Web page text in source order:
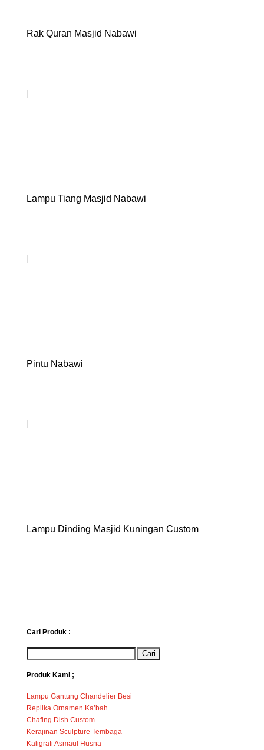
Rak Quran Masjid Nabawi
Lampu Tiang Masjid Nabawi
Pintu Nabawi
Lampu Dinding Masjid Kuningan Custom
Cari Produk :
Produk Kami ;
Lampu Gantung Chandelier Besi
Replika Ornamen Ka’bah
Chafing Dish Custom
Kerajinan Sculpture Tembaga
Kaligrafi Asmaul Husna